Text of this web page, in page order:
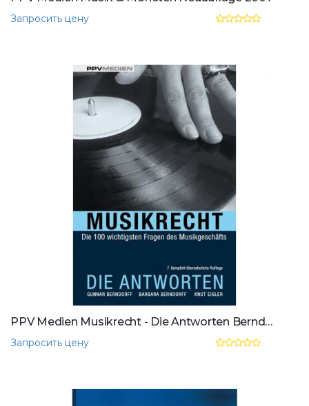
Запросить цену
PPV Medien Musikrecht - Die Antworten Berndorff, Eigler
Запросить цену